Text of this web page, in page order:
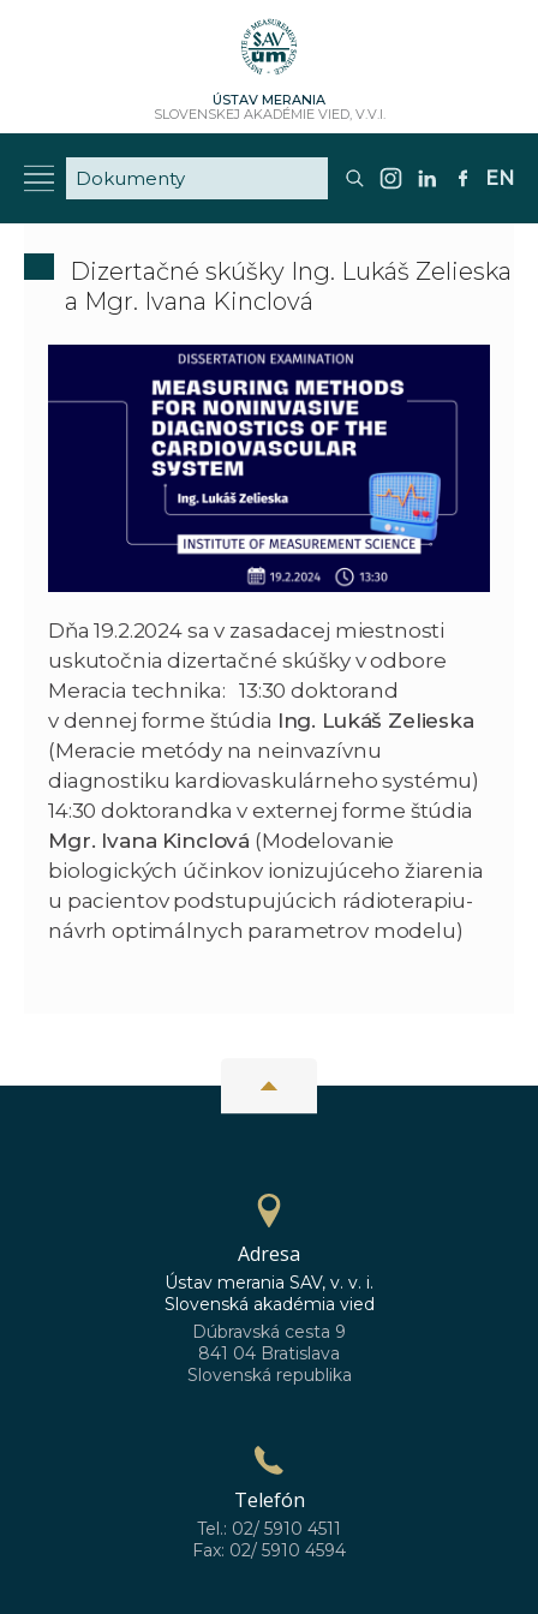
ÚSTAV MERANIA
SLOVENSKEJ AKADÉMIE VIED, V.V.I.
EN
Dizertačné skúšky Ing. Lukáš Zelieska
a Mgr. Ivana Kinclová
Dňa 19.2.2024 sa v zasadacej miestnosti
uskutočnia dizertačné skúšky v odbore
Meracia technika: 13:30 doktorand
v dennej forme štúdia Ing. Lukáš Zelieska
(Meracie metódy na neinvazívnu
diagnostiku kardiovaskulárneho systému)
14:30 doktorandka v externej forme štúdia
Mgr. Ivana Kinclová (Modelovanie
biologických účinkov ionizujúceho žiarenia
u pacientov podstupujúcich rádioterapiu-
návrh optimálnych parametrov modelu)
Adresa
Ústav merania SAV, v. v. i.
Slovenská akadémia vied
Dúbravská cesta 9
841 04 Bratislava
Slovenská republika
Telefón
Tel.: 02/ 5910 4511
Fax: 02/ 5910 4594